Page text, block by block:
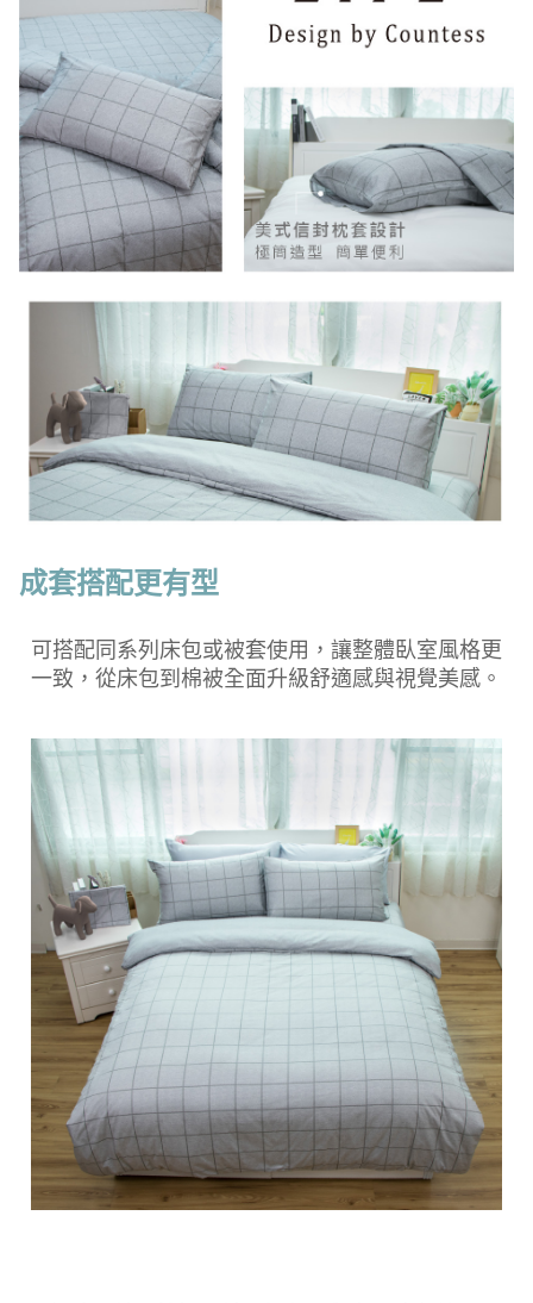
成套搭配更有型
可搭配同系列床包或被套使用，讓整體臥室風格更
一致，從床包到棉被全面升級舒適感與視覺美感。